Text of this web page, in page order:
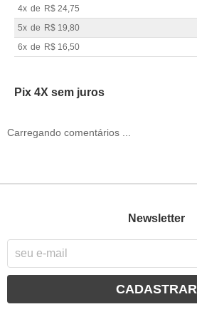
4x de R$ 24,75
5x de R$ 19,80
6x de R$ 16,50
Pix 4X sem juros
Carregando comentários ...
Newsletter
CADASTRAR